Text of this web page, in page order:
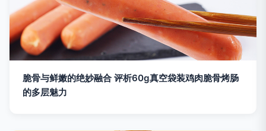
脆骨与鲜嫩的绝妙融合 评析60g真空袋装鸡肉脆骨烤肠
的多层魅力